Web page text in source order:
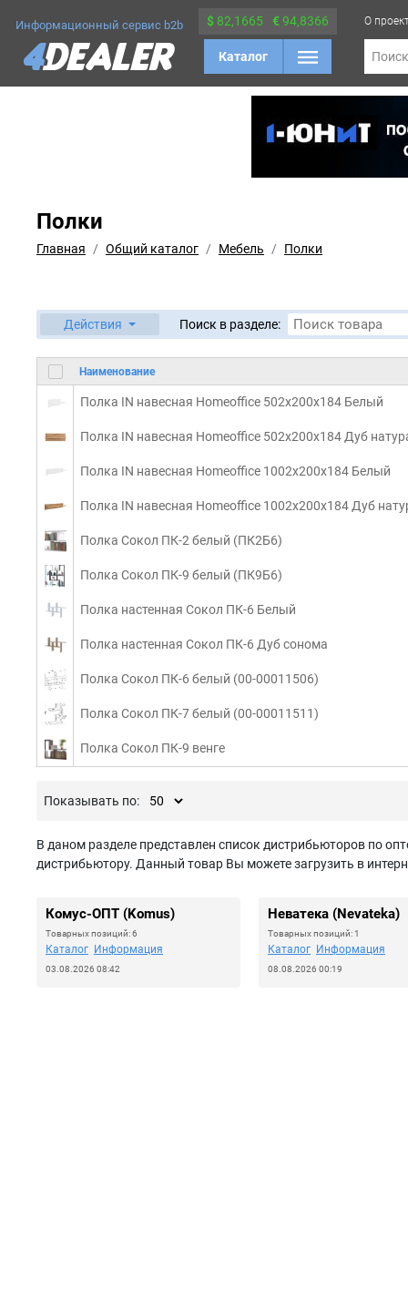
Информационный сервис b2b $ 82,1665 €94,8366
Каталог
О
Поиск
Полки
Главная Общий каталог Мебель Полки
Действия Поиск в разделе:
Наименование
Полка IN навесная Homeoffice 502x200x184 Белый
Полка IN навесная Homeoffice 502x200x184 Дуб
Полка IN навесная Homeoffice 1002x200x184 Белый
Полка IN навесная Homeoffice 1002x200x184 Дуб
Полка Сокол ПК-2 белый (ПК2Б6)
Полка Сокол ПК-9 белый (ПК9Б6)
Полка настенная Сокол ПК-6 Белый
Полка настенная Сокол ПК-6 Дуб сонома
Полка Сокол ПК-6 белый (00-00011506)
Полка Сокол ПК-7 белый (00-00011511)
Полка Сокол ПК-9 венге
Показывать по:
В даном разделе представлен список дистрибьюторов по
дистрибьютору. Данный товар Вы можете загрузить в
Комус-ОПТ (Komus)
Товарных позиций: 6
Каталог Информация
03.08.2026 08:42
Неватека (Nevateka)
Товарных позиций: 1
Каталог Информация
08.08.2026 00:19